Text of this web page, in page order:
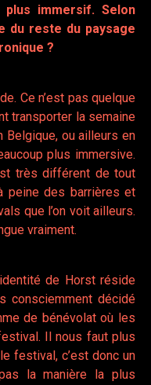
immersif. Selon
du reste du paysage
?
Ce n’est pas quelque
transporter la semaine
Belgique, ou ailleurs en
plus immersive.
très différent de tout
peine des barrières et
que l’on voit ailleurs.
vraiment.
de Horst réside
consciemment décidé
de bénévolat où les
Il nous faut plus
festival, c’est donc un
la manière la plus